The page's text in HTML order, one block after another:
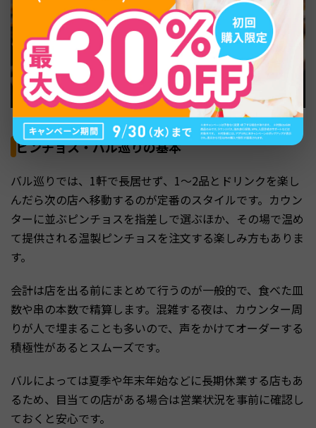
ピンチョス・バル巡りの基本
バル巡りでは、1軒で長居せず、1〜2品とドリンクを楽し
んだら次の店へ移動するのが定番のスタイルです。カウン
ターに並ぶピンチョスを指差しで選ぶほか、その場で温め
て提供される温製ピンチョスを注文する楽しみ方もありま
す。
会計は店を出る前にまとめて行うのが一般的で、食べた皿
数や串の本数で精算します。混雑する夜は、カウンター周
りが人で埋まることも多いので、声をかけてオーダーする
積極性があるとスムーズです。
バルによっては夏季や年末年始などに長期休業する店もあ
るため、目当ての店がある場合は営業状況を事前に確認し
ておくと安心です。